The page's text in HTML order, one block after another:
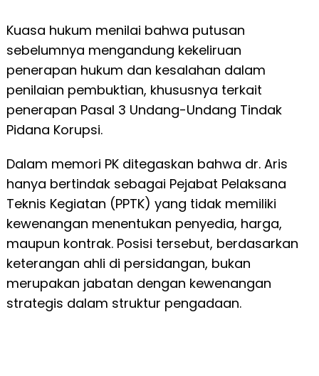
Kuasa hukum menilai bahwa putusan
sebelumnya mengandung kekeliruan
penerapan hukum dan kesalahan dalam
penilaian pembuktian, khususnya terkait
penerapan Pasal 3 Undang-Undang Tindak
Pidana Korupsi.
Dalam memori PK ditegaskan bahwa dr. Aris
hanya bertindak sebagai Pejabat Pelaksana
Teknis Kegiatan (PPTK) yang tidak memiliki
kewenangan menentukan penyedia, harga,
maupun kontrak. Posisi tersebut, berdasarkan
keterangan ahli di persidangan, bukan
merupakan jabatan dengan kewenangan
strategis dalam struktur pengadaan.